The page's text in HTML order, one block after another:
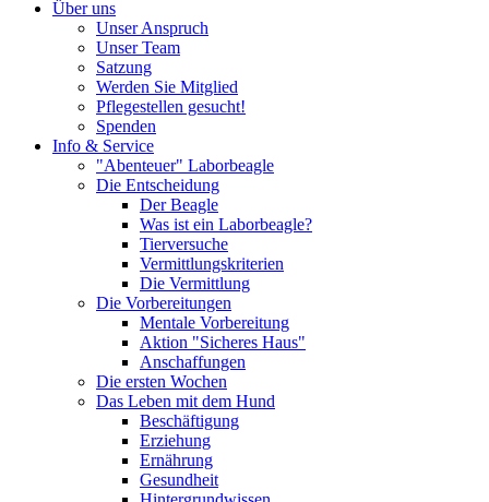
Über uns
Unser Anspruch
Unser Team
Satzung
Werden Sie Mitglied
Pflegestellen gesucht!
Spenden
Info & Service
"Abenteuer" Laborbeagle
Die Entscheidung
Der Beagle
Was ist ein Laborbeagle?
Tierversuche
Vermittlungskriterien
Die Vermittlung
Die Vorbereitungen
Mentale Vorbereitung
Aktion "Sicheres Haus"
Anschaffungen
Die ersten Wochen
Das Leben mit dem Hund
Beschäftigung
Erziehung
Ernährung
Gesundheit